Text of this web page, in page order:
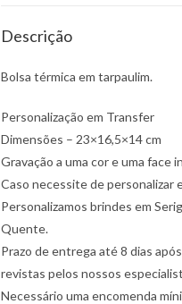
Descrição
Bolsa térmica em tarpaulim.
Personalização em Transfer
Dimensões – 23×16,5×14 cm
Gravação a uma cor e uma face
Caso necessite de personalizar
Personalizamos brindes em
Quente.
Prazo de entrega até 8 dias
revistas pelos nossos
Necessário uma encomenda